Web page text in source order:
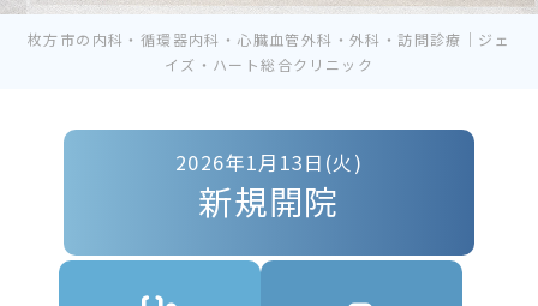
枚方市の内科・循環器内科・心臓血管外科・外科・訪問診療｜ジェ
イズ・ハート総合クリニック
2026年1月13日(火)
新規開院